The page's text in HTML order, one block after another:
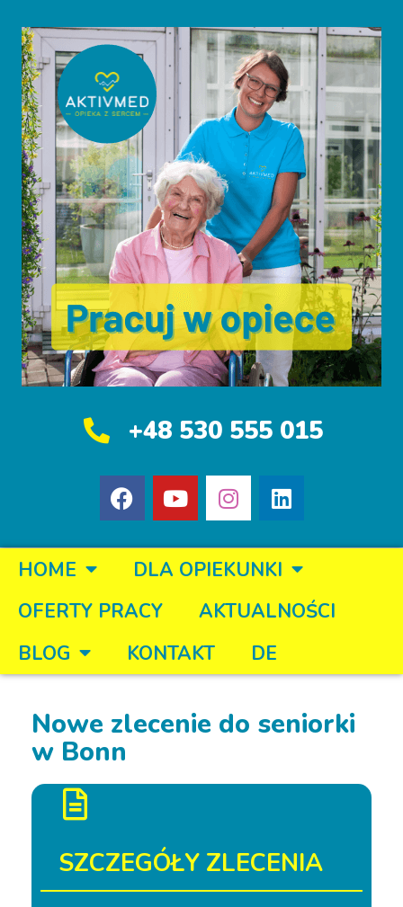
+48 530 555 015
HOME
DLA OPIEKUNKI
OFERTY PRACY
AKTUALNOŚCI
BLOG
KONTAKT DE
Nowe zlecenie do seniorki
w Bonn
SZCZEGÓŁY ZLECENIA